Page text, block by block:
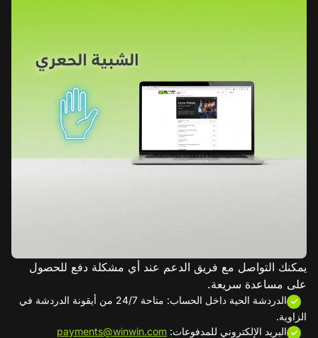
يمكنك التواصل مع فريق الدعم عند أي مشكلة دفع للحصول
على مساعدة سريعة.
الدردشة الحية داخل الحساب: متاحة 24/7 من أيقونة الدردشة في
الزاوية.
البريد الإلكتروني للمدفوعات: payments@winwin.com